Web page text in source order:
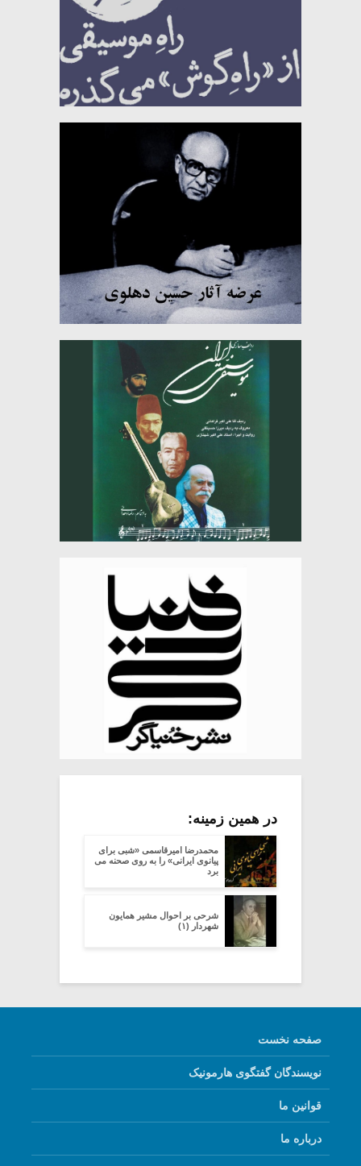
در همین زمینه:
محمدرضا امیرقاسمی «شبی برای
پیانوی ایرانی» را به روی صحنه می
برد
شرحی بر احوال مشیر همایون
شهردار (۱)
صفحه نخست
نویسندگان گفتگوی هارمونیک
قوانین ما
درباره ما